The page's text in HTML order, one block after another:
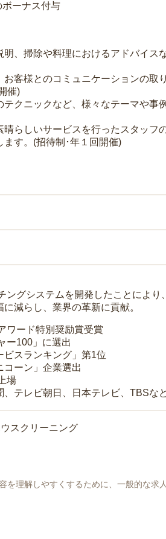
ボーナス付与
、掃除や料理におけるアドバイス
お客様とのコミュニケーションの
催)
テクニックなど、様々なテーマや事
晴らしいサービスを行ったスタッ
す。(招待制･年１回開催)
ングシステムを開発したことによ
減らし、業界の革新に貢献。
ード特別奨励賞受賞
ー100」に選出
スランキング」第1位
ーン」企業選出
場
テレビ朝日、日本テレビ、TBSな
スクリーニング
理解しやすくするために、一般的な求